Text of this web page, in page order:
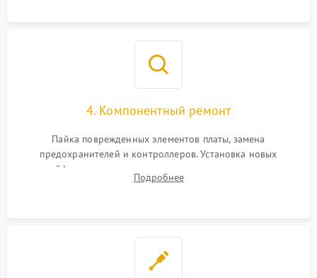
4. Компонентный ремонт
Пайка поврежденных элементов платы, замена
предохранителей и контроллеров. Установка новых
шлейфов, дисплея, механизма затвора или двигателя
автофокуса. Восстановление геометрии тубуса объектива
Подробнее